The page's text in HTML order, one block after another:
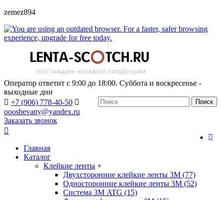
zemez894
Оператор ответит с 9:00 до 18:00. Суббота и воскресенье -
выходные дни
Поиск
+7 (906) 778-40-50
oooshevany@yandex.ru
Заказать звонок
Главная
Каталог
Клейкие ленты +
Двухсторонние клейкие ленты 3М (77)
Односторонние клейкие ленты 3М (52)
Система 3М ATG (15)